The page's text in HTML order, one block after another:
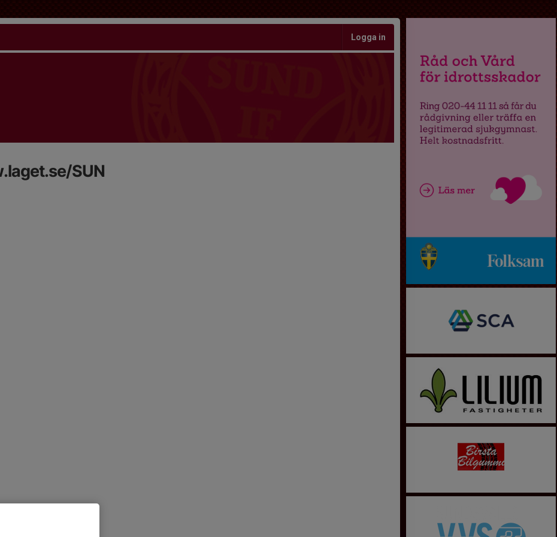
Logga in
SUN